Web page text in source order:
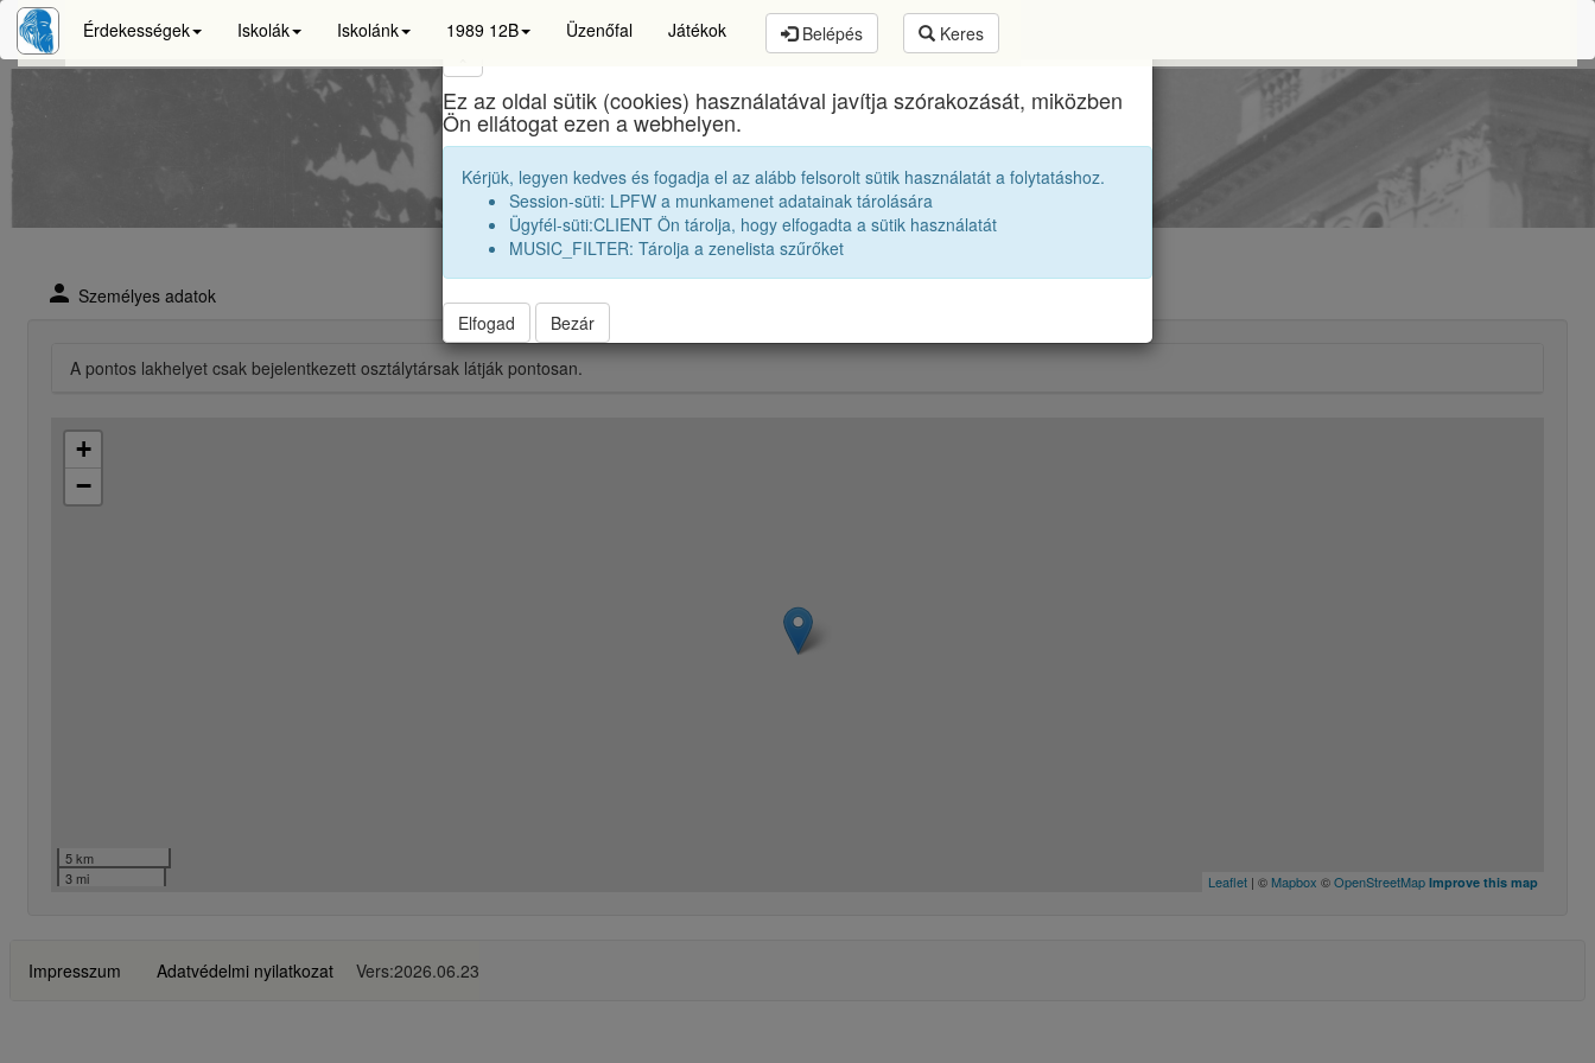
Érdekességek Iskolák Iskolánk 1989 12B Üzenőfal Játékok Belépés Keres
Brassai Sámuel Líceumegykori diákjai 1989 12B
P. István
person Személyes adatok
A pontos lakhelyet csak bejelentkezett osztálytársak látják pontosan.
+
−
5 km
3 mi
Leaflet | © Mapbox ©OpenStreetMap Improve this map
Impresszum Adatvédelmi nyilatkozat Vers:2026.06.23
Ez az oldal sütik (cookies) használatával javítja szórakozását, miközben
Ön ellátogat ezen a webhelyen.
Kérjük, legyen kedves és fogadja el az alább felsorolt sütik használatát a folytatáshoz.
Session-süti: LPFW a munkamenet adatainak tárolására
Ügyfél-süti:CLIENT Ön tárolja, hogy elfogadta a sütik használatát
MUSIC_FILTER: Tárolja a zenelista szűrőket
Elfogad Bezár